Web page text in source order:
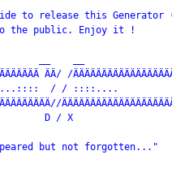
to release this Generator
the public. Enjoy it !
ÄÄ/ /
/ / ::::....
D / X
but not forgotten..."